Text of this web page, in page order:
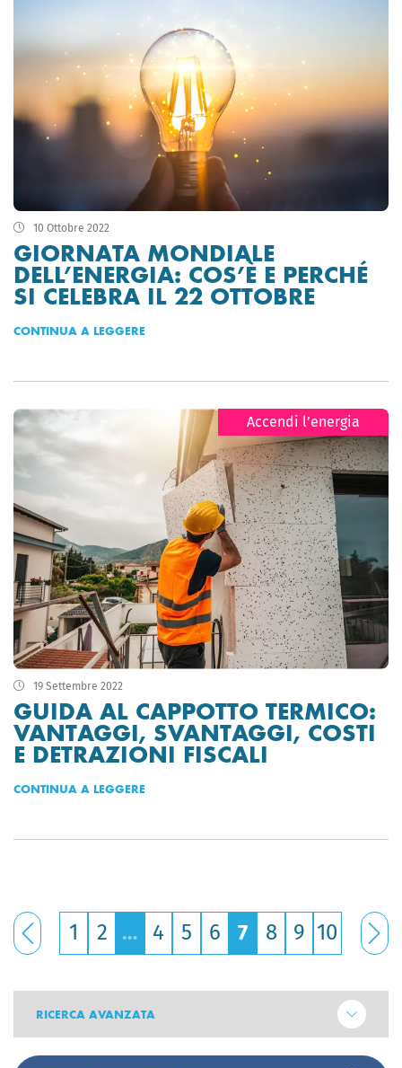
10 Ottobre 2022
GIORNATA MONDIALE
DELL’ENERGIA: COS’È E PERCHÉ
SI CELEBRA IL 22 OTTOBRE
CONTINUA A LEGGERE
Accendi l’energia
19 Settembre 2022
GUIDA AL CAPPOTTO TERMICO:
VANTAGGI, SVANTAGGI, COSTI
E DETRAZIONI FISCALI
CONTINUA A LEGGERE
1 2 … 4 5 6 7 8 9 10
RICERCA AVANZATA